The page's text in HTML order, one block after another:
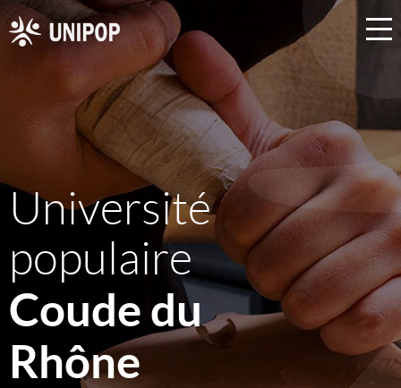
Université
populaire
Coude du
Rhône